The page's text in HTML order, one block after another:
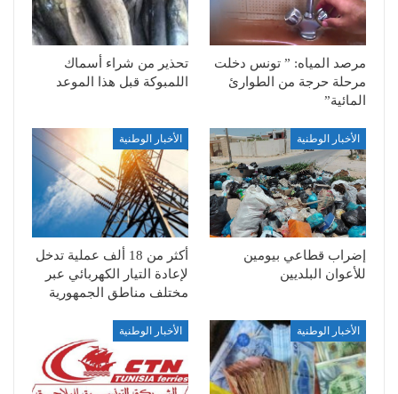
مرصد المياه: ” تونس دخلت
مرحلة حرجة من الطوارئ
المائية”
تحذير من شراء أسماك
اللمبوكة قبل هذا الموعد
الأخبار الوطنية
إضراب قطاعي بيومين
للأعوان البلديين
الأخبار الوطنية
أكثر من 18 ألف عملية تدخل
لإعادة التيار الكهربائي عبر
مختلف مناطق الجمهورية
الأخبار الوطنية الأخبار الوطنية